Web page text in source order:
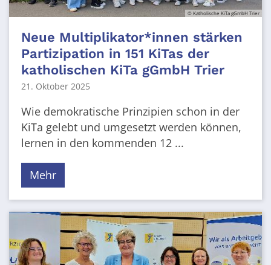
© Katholische KiTa gGmbH Trier
Neue Multiplikator*innen stärken
Partizipation in 151 KiTas der
katholischen KiTa gGmbH Trier
21. Oktober 2025
Wie demokratische Prinzipien schon in der
KiTa gelebt und umgesetzt werden können,
lernen in den kommenden 12 ...
Mehr